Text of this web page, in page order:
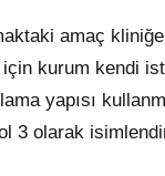
amaç
kurum kendi
yapısı
3 olarak